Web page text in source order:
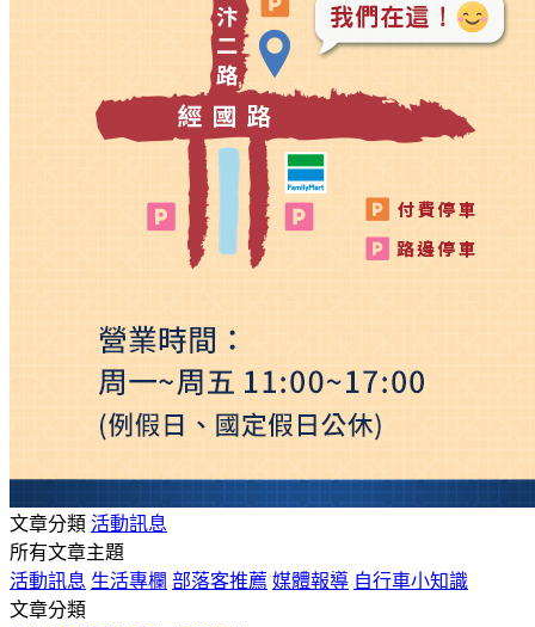
文章分類 活動訊息
所有文章主題
活動訊息 生活專欄 部落客推薦 媒體報導 自行車小知識
文章分類